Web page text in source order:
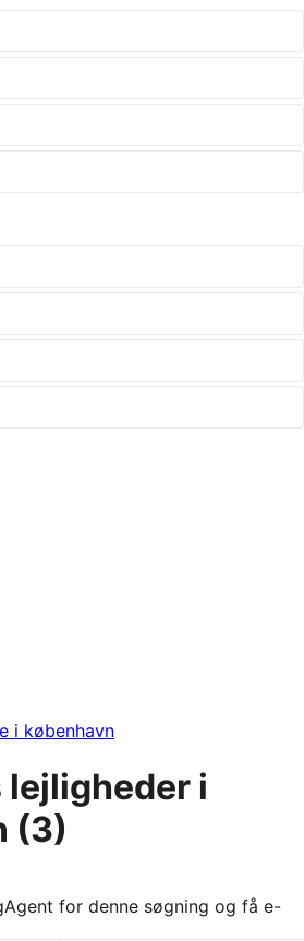
i københavn
i
(3)
for denne søgning og få e-